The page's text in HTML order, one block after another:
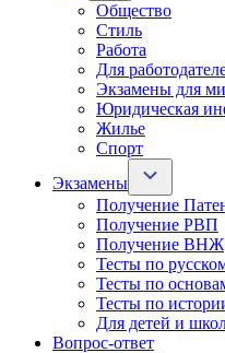
Общество
Стиль
Работа
Для
Экзамены для
Юридическая
Жилье
Спорт
Экзамены
Получение
Получение РВП
Получение ВНЖ
Тесты по
Тесты по
Тесты по
Для детей и
Вопрос-ответ